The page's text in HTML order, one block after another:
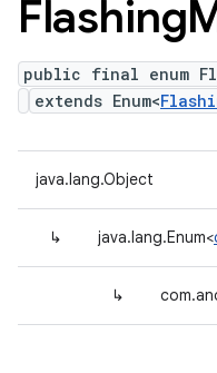
Flashing
public final enum
extends Enum<
java.lang.Object
↳ java.lang.Enum<
↳